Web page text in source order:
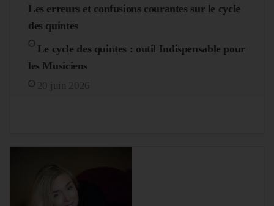
Les erreurs et confusions courantes sur le cycle
des quintes
Le cycle des quintes : outil Indispensable pour
les Musiciens